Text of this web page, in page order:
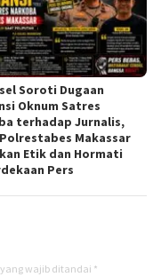
Soroti Dugaan
Oknum Satres
terhadap Jurnalis,
Makassar
Etik dan Hormati
Pers
yang wajib ditandai *